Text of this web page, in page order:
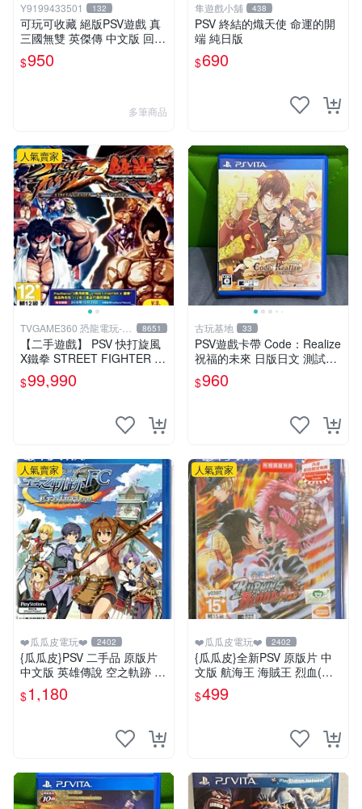
Y9199433501 132
可玩可收藏 絕版PSV遊戲 真
三國無雙 英傑傳 中文版 回函
特典卡齊全
$950
多筆商品
隼遊戲小舖 438
PSV 終結的熾天使 命運的開
端 純日版
$690
人氣賣家
TVGAME360 恐龍電玩-台
中店
8651
【二手遊戲】 PSV 快打旋風
X鐵拳 STREET FIGHTER X
TEKKEN 中文版 【台中恐龍
電玩】
$99,990
古玩基地 33
PSV遊戲卡帶 Code：Realize
祝福的未來 日版日文 測試正
常適合收藏 成色如圖 過去久
遠使用痕跡 游戲機玩古早遊
$960
人氣賣家
❤️瓜瓜皮電玩❤️ 2402
{瓜瓜皮}PSV 二手品 原版片
中文版 英雄傳說 空之軌跡 F
C Evolution(遊戲都有回收)
$1,180
人氣賣家
❤️瓜瓜皮電玩❤️ 2402
{瓜瓜皮}全新PSV 原版片 中
文版 航海王 海賊王 烈血(內
附初回特點-不清楚有沒有過
期)(遊戲都有回收)
$499